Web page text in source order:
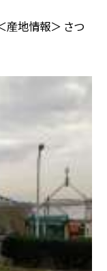
産地情報＞ さつ